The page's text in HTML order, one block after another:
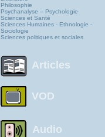
Philosophie
Psychanalyse – Psychologie
Sciences et Santé
Sciences Humaines - Ethnologie -
Sociologie
Sciences politiques et sociales
Articles
VOD
Audio